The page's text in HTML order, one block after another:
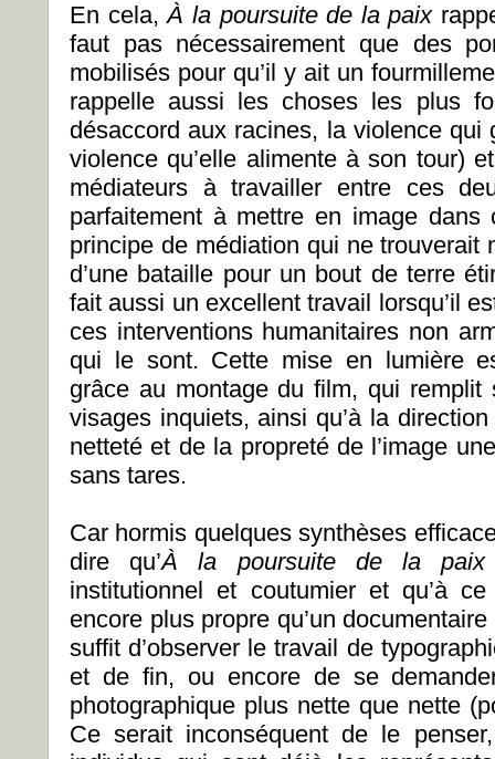
En cela,À la poursuite de la paix
faut pas nécessairement que des
mobilisés pour qu’il y ait un
rappelle aussi les choses les plus
désaccord aux racines, la violence qui
violence qu’elle alimente à son tour)
médiateurs à travailler entre ces
parfaitement à mettre en image
principe de médiation qui ne trouverait
d’une bataille pour un bout de terre
fait aussi un excellent travail lorsqu’il
ces interventions humanitaires non
qui le sont. Cette mise en lumière
grâce au montage du film, qui remplit
visages inquiets, ainsi qu’à la
netteté et de la propreté de l’image
sans tares.
Car hormis quelques synthèses
dire qu’À la poursuite de la
institutionnel et coutumier et qu’à
encore plus propre qu’un
suffit d’observer le travail de
et de fin, ou encore de se
photographique plus nette que nette
Ce serait inconséquent de le